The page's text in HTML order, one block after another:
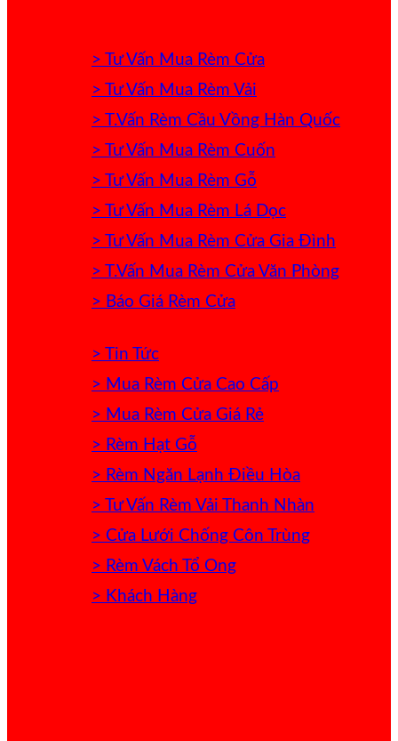
> Tư Vấn Mua Rèm Cửa
> Tư Vấn Mua Rèm Vải
> T.Vấn Rèm Cầu Vồng Hàn Quốc
> Tư Vấn Mua Rèm Cuốn
> Tư Vấn Mua Rèm Gỗ
> Tư Vấn Mua Rèm Lá Dọc
> Tư Vấn Mua Rèm Cửa Gia Đình
> T.Vấn Mua Rèm Cửa Văn Phòng
> Báo Giá Rèm Cửa
> Tin Tức
> Mua Rèm Cửa Cao Cấp
> Mua Rèm Cửa Giá Rẻ
> Rèm Hạt Gỗ
> Rèm Ngăn Lạnh Điều Hòa
> Tư Vấn Rèm Vải Thanh Nhàn
> Cửa Lưới Chống Côn Trùng
> Rèm Vách Tổ Ong
> Khách Hàng